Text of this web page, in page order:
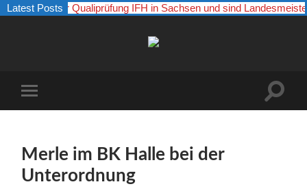
Latest Posts
29.03.26 zur Qualiprüfung IFH in Sachsen und sind
Menü
Merle im BK Halle bei der
Unterordnung